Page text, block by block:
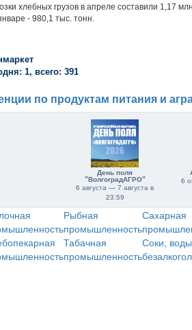
хлебных грузов в апреле составили 1,17
- 980,1 тыс. тонн.
1, всего: 391
по продуктам питания и
День поля
"ВолгоградАГРО"
6 августа — 7 августа в
23:59
6
Рыбная
промышленность
Сахарная
Табачная
промышленность
Соки,